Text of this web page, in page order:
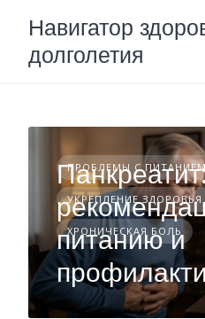
content
Навигатор
долголетия
ПРОБЛЕМЫ С ПИТАНИЕМ
УКРЕПЛЕНИЕ ЗДОРОВЬЯ
ХРОНИЧЕСКАЯ БОЛЬ
питанию и